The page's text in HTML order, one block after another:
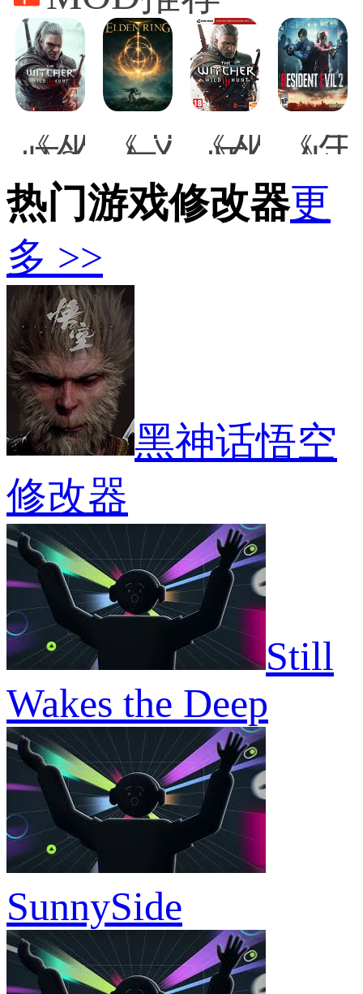
冰
点
之
下》
v2021.09.01
九
项
修
改
器
暗
影》
v1.0-
v20211018
十
八
项
修
改
器
九
项
修
改
器
宙
2》
八
项
修
改
器
《巫
师3
次
世
代
版》
磨
刀
石
和
护
甲
强
化
持
续
更
长
时
间
MOD
《艾
尔
登
法
环》
达
传
说
公
主
塞
尔
达
流
浪
骑
士
MOD
《巫
师
3：
狂
猎》
效
果
MOD
《生
化
危
机
2：
敞
开
雨
衣
热门游戏修改器更
多 >>
黑神话悟空
修改器
Still
Wakes the Deep
SunnySide